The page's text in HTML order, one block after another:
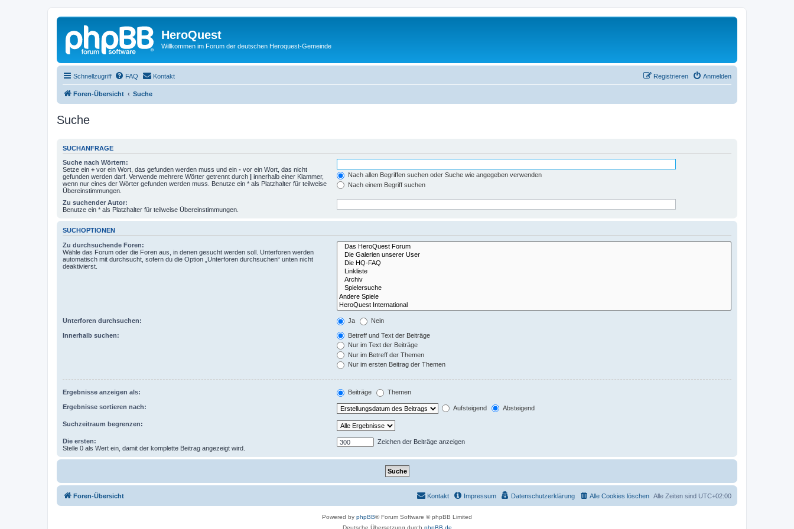
HeroQuest
Willkommen im Forum der deutschen Heroquest-Gemeinde
Schnellzugriff FAQ Kontakt Anmelden
Registrieren
Foren-Übersicht Suche
Suche
SUCHANFRAGE
Suche nach Wörtern:
Setze ein + vor ein Wort, das gefunden werden muss und ein - vor ein Wort, das nicht
gefunden werden darf. Verwende mehrere Wörter getrennt durch | innerhalb einer Klammer,
wenn nur eines der Wörter gefunden werden muss. Benutze ein * als Platzhalter für teilweise
Übereinstimmungen.
Nach allen Begriffen suchen oder Suche wie angegeben verwenden
Nach einem Begriff suchen
Zu suchender Autor:
Benutze ein * als Platzhalter für teilweise Übereinstimmungen.
SUCHOPTIONEN
Zu durchsuchende Foren:
Wähle das Forum oder die Foren aus, in denen gesucht werden soll. Unterforen werden
automatisch mit durchsucht, sofern du die Option „Unterforen durchsuchen“ unten nicht
deaktivierst.
Unterforen durchsuchen: Ja Nein
Innerhalb suchen:
Betreff und Text der Beiträge
Nur im Text der Beiträge
Nur im Betreff der Themen
Nur im ersten Beitrag der Themen
Ergebnisse anzeigen als: Beiträge Themen
Ergebnisse sortieren nach: Aufsteigend Absteigend
Suchzeitraum begrenzen:
Die ersten:
Stelle 0 als Wert ein, damit der komplette Beitrag angezeigt wird.
Zeichen der Beiträge anzeigen
Foren-Übersicht Alle Zeiten sind UTC+02:00
Alle Cookies löschen
Datenschutzerklärung
Impressum
Kontakt
Powered by phpBB® Forum Software © phpBB Limited
Deutsche Übersetzung durch phpBB.de